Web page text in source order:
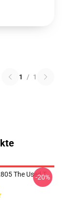
1 / 1
The Used T-
-20%